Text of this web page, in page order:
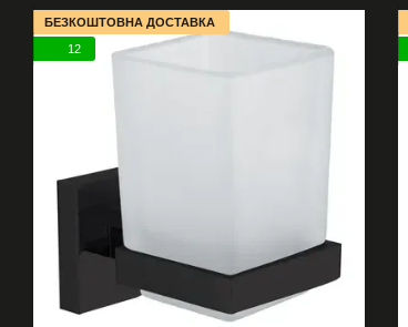
БЕЗКОШТОВНА ДОСТАВКА
12